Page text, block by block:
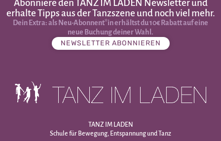
Abonniere den TANZ IM LADEN Newsletter und
erhalte Tipps aus der Tanzszene und noch viel mehr.
Dein Extra: als Neu-Abonnent*in erhältst du 10€ Rabatt auf eine
neue Buchung deiner Wahl.
NEWSLETTER ABONNIEREN
TANZ IM LADEN
Schule für Bewegung, Entspannung und Tanz